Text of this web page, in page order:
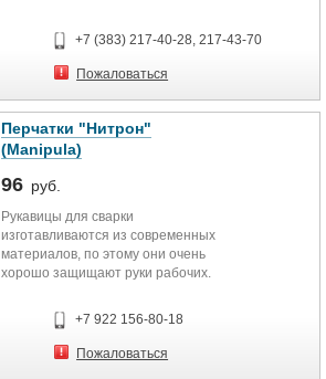
с воздушными линиями
радиофикации, телефонной и
телеграфной связи. Может
применяться при температуре
воздуха до минус 55°С
включительно, в I-V районах по
скоростному напору ветра, в I-IV
районах по толщине стенки
гололеда, в обычных условиях
строительства и на площадках с
сейсмичностью до 9 баллов
включительно. Изготавливается
железобетонная приставка ПТ-43-
2 по ТУ 5863-006-00113557-94.
+7 (383) 217-40-28, 217-43-70
Пожаловаться
Перчатки "Нитрон"
(Manipula)
96 руб.
Рукавицы для сварки
изготавливаются из современных
материалов, по этому они очень
хорошо защищают руки рабочих.
+7 922 156-80-18
Пожаловаться